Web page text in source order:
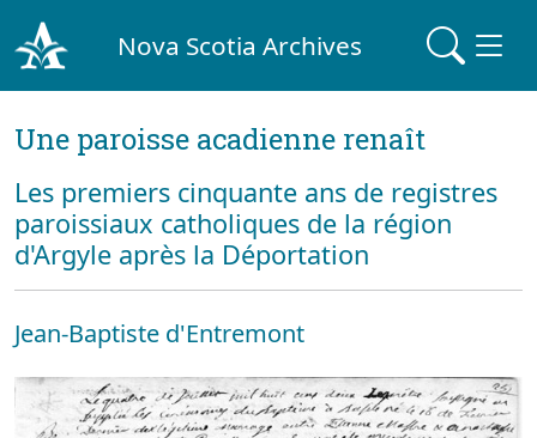
Nova Scotia Archives
Une paroisse acadienne renaît
Les premiers cinquante ans de registres
paroissiaux catholiques de la région
d'Argyle après la Déportation
Jean-Baptiste d'Entremont